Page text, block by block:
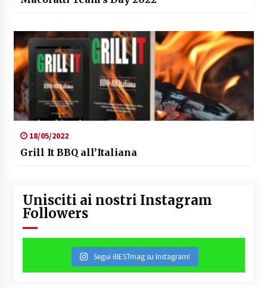
18/05/2022
Grill It BBQ all’Italiana
Unisciti ai nostri Instagram
Followers
Segui iBESTmag su Instagram!